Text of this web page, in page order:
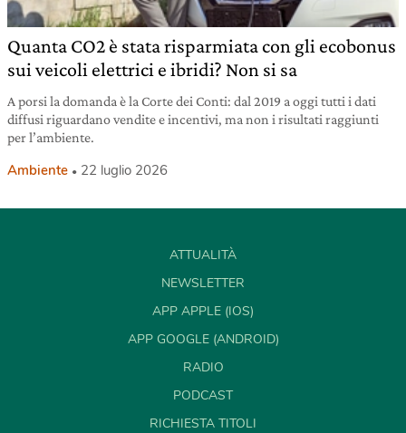
Quanta CO2 è stata risparmiata con gli ecobonus
sui veicoli elettrici e ibridi? Non si sa
A porsi la domanda è la Corte dei Conti: dal 2019 a oggi tutti i dati
diffusi riguardano vendite e incentivi, ma non i risultati raggiunti
per l’ambiente.
Ambiente 22 luglio 2026
ATTUALITÀ
NEWSLETTER
APP APPLE (IOS)
APP GOOGLE (ANDROID)
RADIO
PODCAST
RICHIESTA TITOLI